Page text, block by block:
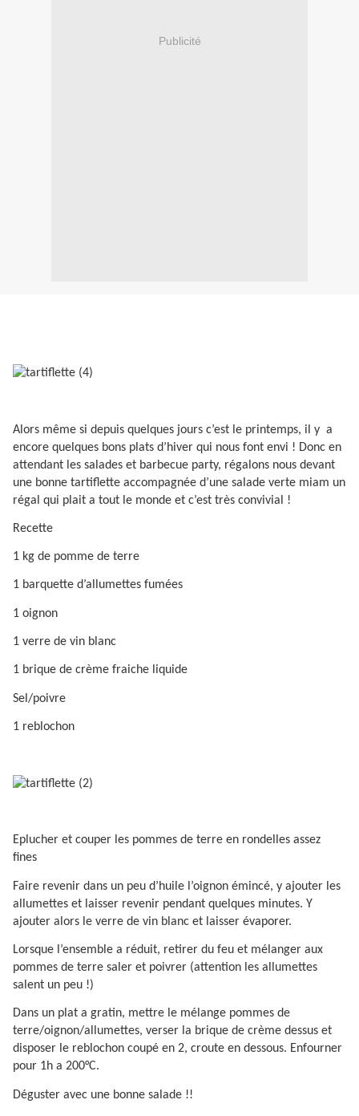
Publicité
Alors même si depuis quelques jours c’est le printemps, il y a
encore quelques bons plats d’hiver qui nous font envi ! Donc en
attendant les salades et barbecue party, régalons nous devant
une bonne tartiflette accompagnée d’une salade verte miam un
régal qui plait a tout le monde et c’est très convivial !
Recette
1 kg de pomme de terre
1 barquette d’allumettes fumées
1 oignon
1 verre de vin blanc
1 brique de crème fraiche liquide
Sel/poivre
1 reblochon
Eplucher et couper les pommes de terre en rondelles assez
fines
Faire revenir dans un peu d’huile l’oignon émincé, y ajouter les
allumettes et laisser revenir pendant quelques minutes. Y
ajouter alors le verre de vin blanc et laisser évaporer.
Lorsque l’ensemble a réduit, retirer du feu et mélanger aux
pommes de terre saler et poivrer (attention les allumettes
salent un peu !)
Dans un plat a gratin, mettre le mélange pommes de
terre/oignon/allumettes, verser la brique de crème dessus et
disposer le reblochon coupé en 2, croute en dessous. Enfourner
pour 1h a 200°C.
Déguster avec une bonne salade !!